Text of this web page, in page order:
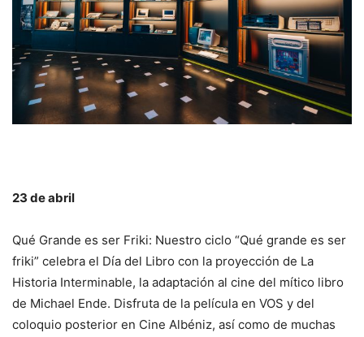
23 de abril
Qué Grande es ser Friki: Nuestro ciclo “Qué grande es ser
friki” celebra el Día del Libro con la proyección de La
Historia Interminable, la adaptación al cine del mítico libro
de Michael Ende. Disfruta de la película en VOS y del
coloquio posterior en Cine Albéniz, así como de muchas